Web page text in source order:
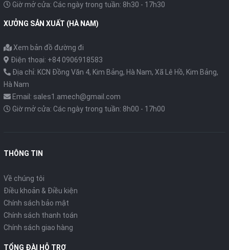
Giờ mở cửa: Các ngày trong tuần: 8h30 - 17h30
XƯỞNG SẢN XUẤT (HÀ NAM)
Xem bản đồ đường đi
Điện thoại: +84 0906918583
Địa chỉ: KCN Đồng Văn 4, Kim Bảng, Hà Nam, Xã Lê Hồ, Kim Bảng,
Hà Nam
Email: sales1.amech@gmail.com
Giờ mở cửa: Các ngày trong tuần: 8h00 - 17h00
THÔNG TIN
Về chúng tôi
Điều khoản & Điều kiện
Chính sách bảo mật
Chính sách thanh toán
Chính sách giao hàng
TỔNG ĐÀI HỖ TRỢ